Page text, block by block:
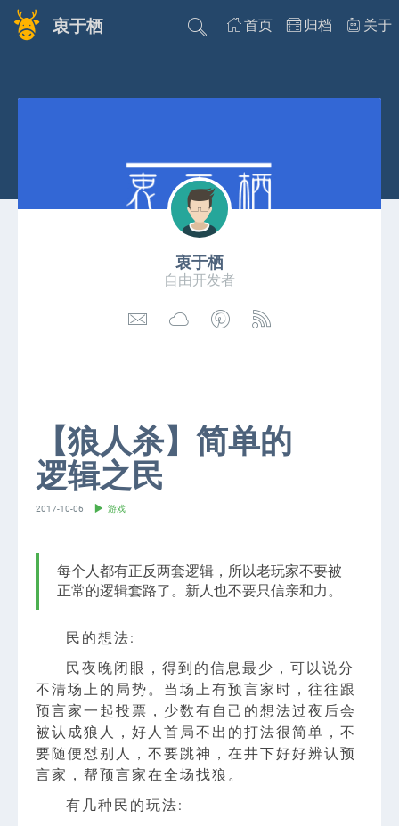
衷于栖 首页 归档 关于
衷于栖
自由开发者
【狼人杀】简单的
逻辑之民
2017-10-06 游戏
每个人都有正反两套逻辑，所以老玩家不要被
正常的逻辑套路了。新人也不要只信亲和力。
民的想法:
民夜晚闭眼，得到的信息最少，可以说分
不清场上的局势。当场上有预言家时，往往跟
预言家一起投票，少数有自己的想法过夜后会
被认成狼人，好人首局不出的打法很简单，不
要随便怼别人，不要跳神，在井下好好辨认预
言家，帮预言家在全场找狼。
有几种民的玩法: